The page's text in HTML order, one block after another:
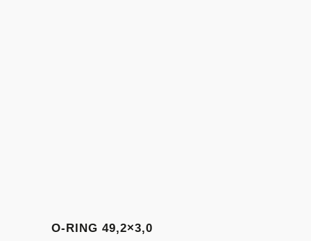
O-RING 49,2×3,0